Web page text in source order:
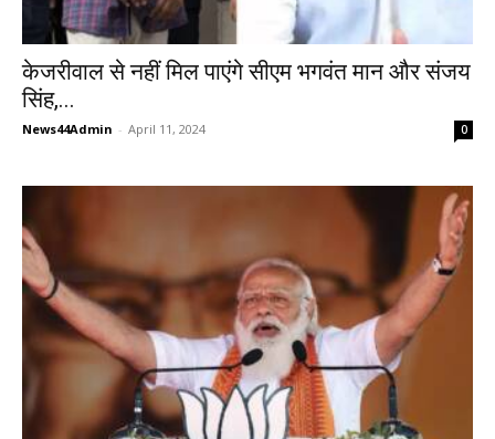
केजरीवाल से नहीं मिल पाएंगे सीएम भगवंत मान और संजय
सिंह,...
News44Admin - April 11, 2024 0